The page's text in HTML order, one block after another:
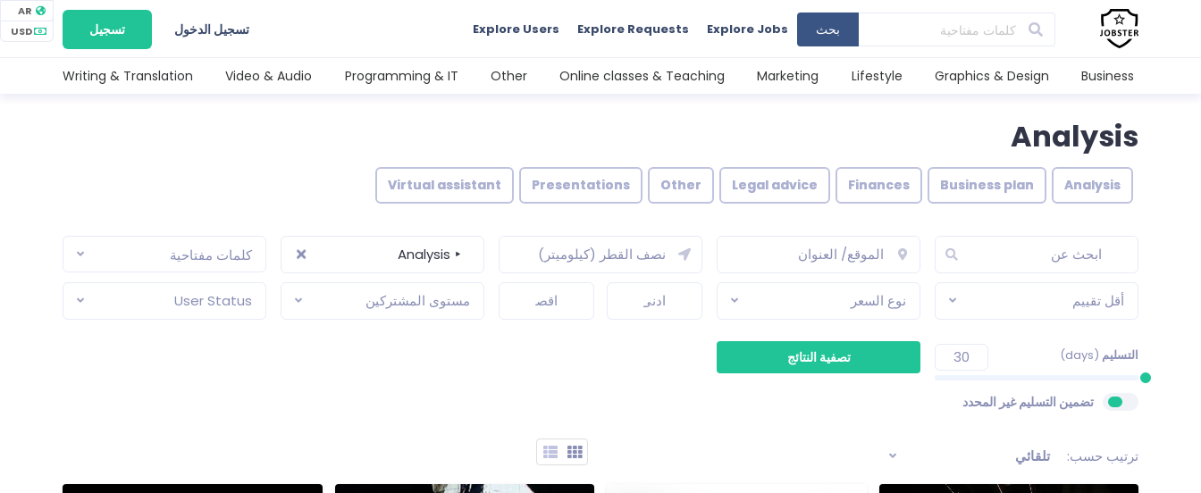
AR
USD
بحث Explore Jobs
Explore Requests
Explore Users تسجيل الدخول تسجيل
Business
Graphics & Design
Lifestyle
Marketing
Online classes & Teaching
Other
Programming & IT
Video & Audio
Writing & Translation
Analysis
Analysis
Business plan
Finances
Legal advice
Other
Presentations
Virtual assistant
‣ Analysis كلمات مفتاحية
أقل تقييم نوع السعر مستوى المشتركين User Status
التسليم (days)
تضمين التسليم غير المحدد
ترتيب حسب: تلقائي